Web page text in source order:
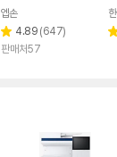
엡손
별
점
4.89 리
뷰
(647)
판매처57
별